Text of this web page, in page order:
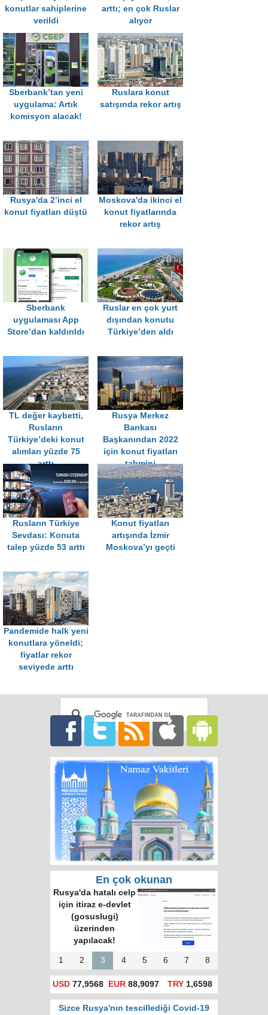
konutlar sahiplerine
verildi
arttı; en çok Ruslar
alıyor
Sberbank’tan yeni
uygulama: Artık
komisyon alacak!
Ruslara konut
satışında rekor artış
Rusya'da 2’inci el
konut fiyatları düştü
Moskova'da ikinci el
konut fiyatlarında
rekor artış
Sberbank
uygulaması App
Store’dan kaldırıldı
Ruslar en çok yurt
dışından konutu
Türkiye’den aldı
TL değer kaybetti,
Rusların
Türkiye’deki konut
alımları yüzde 75
arttı
Rusya Merkez
Bankası
Başkanından 2022
için konut fiyatları
tahmini
Rusların Türkiye
Sevdası: Konuta
talep yüzde 53 arttı
Konut fiyatları
artışında İzmir
Moskova’yı geçti
Pandemide halk yeni
konutlara yöneldi;
fiyatlar rekor
seviyede arttı
En çok okunan
Rusya'da hatalı celp
için itiraz e-devlet
(gosuslugi)
üzerinden
yapılacak!
1 2 3 4 5 6 7 8
USD 77,9568 EUR 88,9097 TRY1,6598
Sizce Rusya'nın tescillediği Covid-19